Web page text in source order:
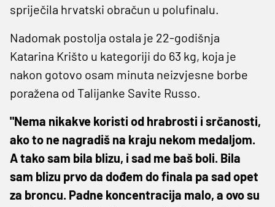
spriječila hrvatski obračun u polufinalu.
Nadomak postolja ostala je 22-godišnja
Katarina Krišto u kategoriji do 63 kg, koja je
nakon gotovo osam minuta neizvjesne borbe
poražena od Talijanke Savite Russo.
"Nema nikakve koristi od hrabrosti i srčanosti,
ako to ne nagradiš na kraju nekom medaljom.
A tako sam bila blizu, i sad me baš boli. Bila
sam blizu prvo da dođem do finala pa sad opet
za broncu. Padne koncentracija malo, a ovo su